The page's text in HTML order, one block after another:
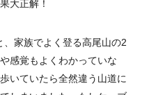
大正解！
家族でよく登る高尾山の2
感覚もよくわかっていな
いていたら全然違う山道に